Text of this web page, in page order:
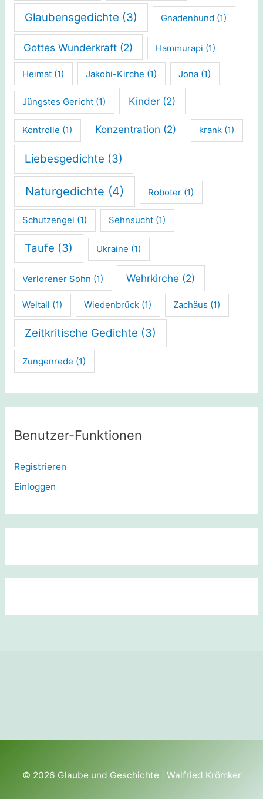
Glaubensgedichte (3) Gnadenbund (1)
Gottes Wunderkraft (2) Hammurapi (1)
Heimat (1) Jakobi-Kirche (1) Jona (1)
Jüngstes Gericht (1) Kinder (2)
Kontrolle (1) Konzentration (2) krank (1)
Liebesgedichte (3)
Naturgedichte (4) Roboter (1)
Schutzengel (1) Sehnsucht (1)
Taufe (3) Ukraine (1)
Verlorener Sohn (1) Wehrkirche (2)
Weltall (1) Wiedenbrück (1) Zachäus (1)
Zeitkritische Gedichte (3)
Zungenrede (1)
Benutzer-Funktionen
Registrieren
Einloggen
© 2026 Glaube und Geschichte | Walfried Krömker